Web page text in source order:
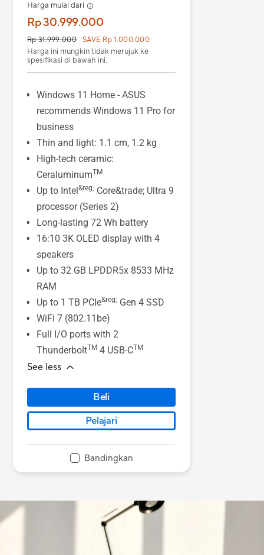
Harga mulai dari
Rp 30.999.000
Rp 31.999.000 SAVE Rp 1.000.000
Harga ini mungkin tidak merujuk ke
spesifikasi di bawah ini.
Windows 11 Home - ASUS
recommends Windows 11 Pro for
business
Thin and light: 1.1 cm, 1.2 kg
High-tech ceramic:
CeraluminumTM
Up to Intel &reg; Core&trade; Ultra 9
processor (Series 2)
Long-lasting 72 Wh battery
16:10 3K OLED display with 4
speakers
Up to 32 GB LPDDR5x 8533 MHz
RAM
Up to 1 TB PCIe&reg; Gen 4 SSD
WiFi 7 (802.11be)
Full I/O ports with 2
ThunderboltTM 4 USB-CTM
See less
Beli
Pelajari
Bandingkan